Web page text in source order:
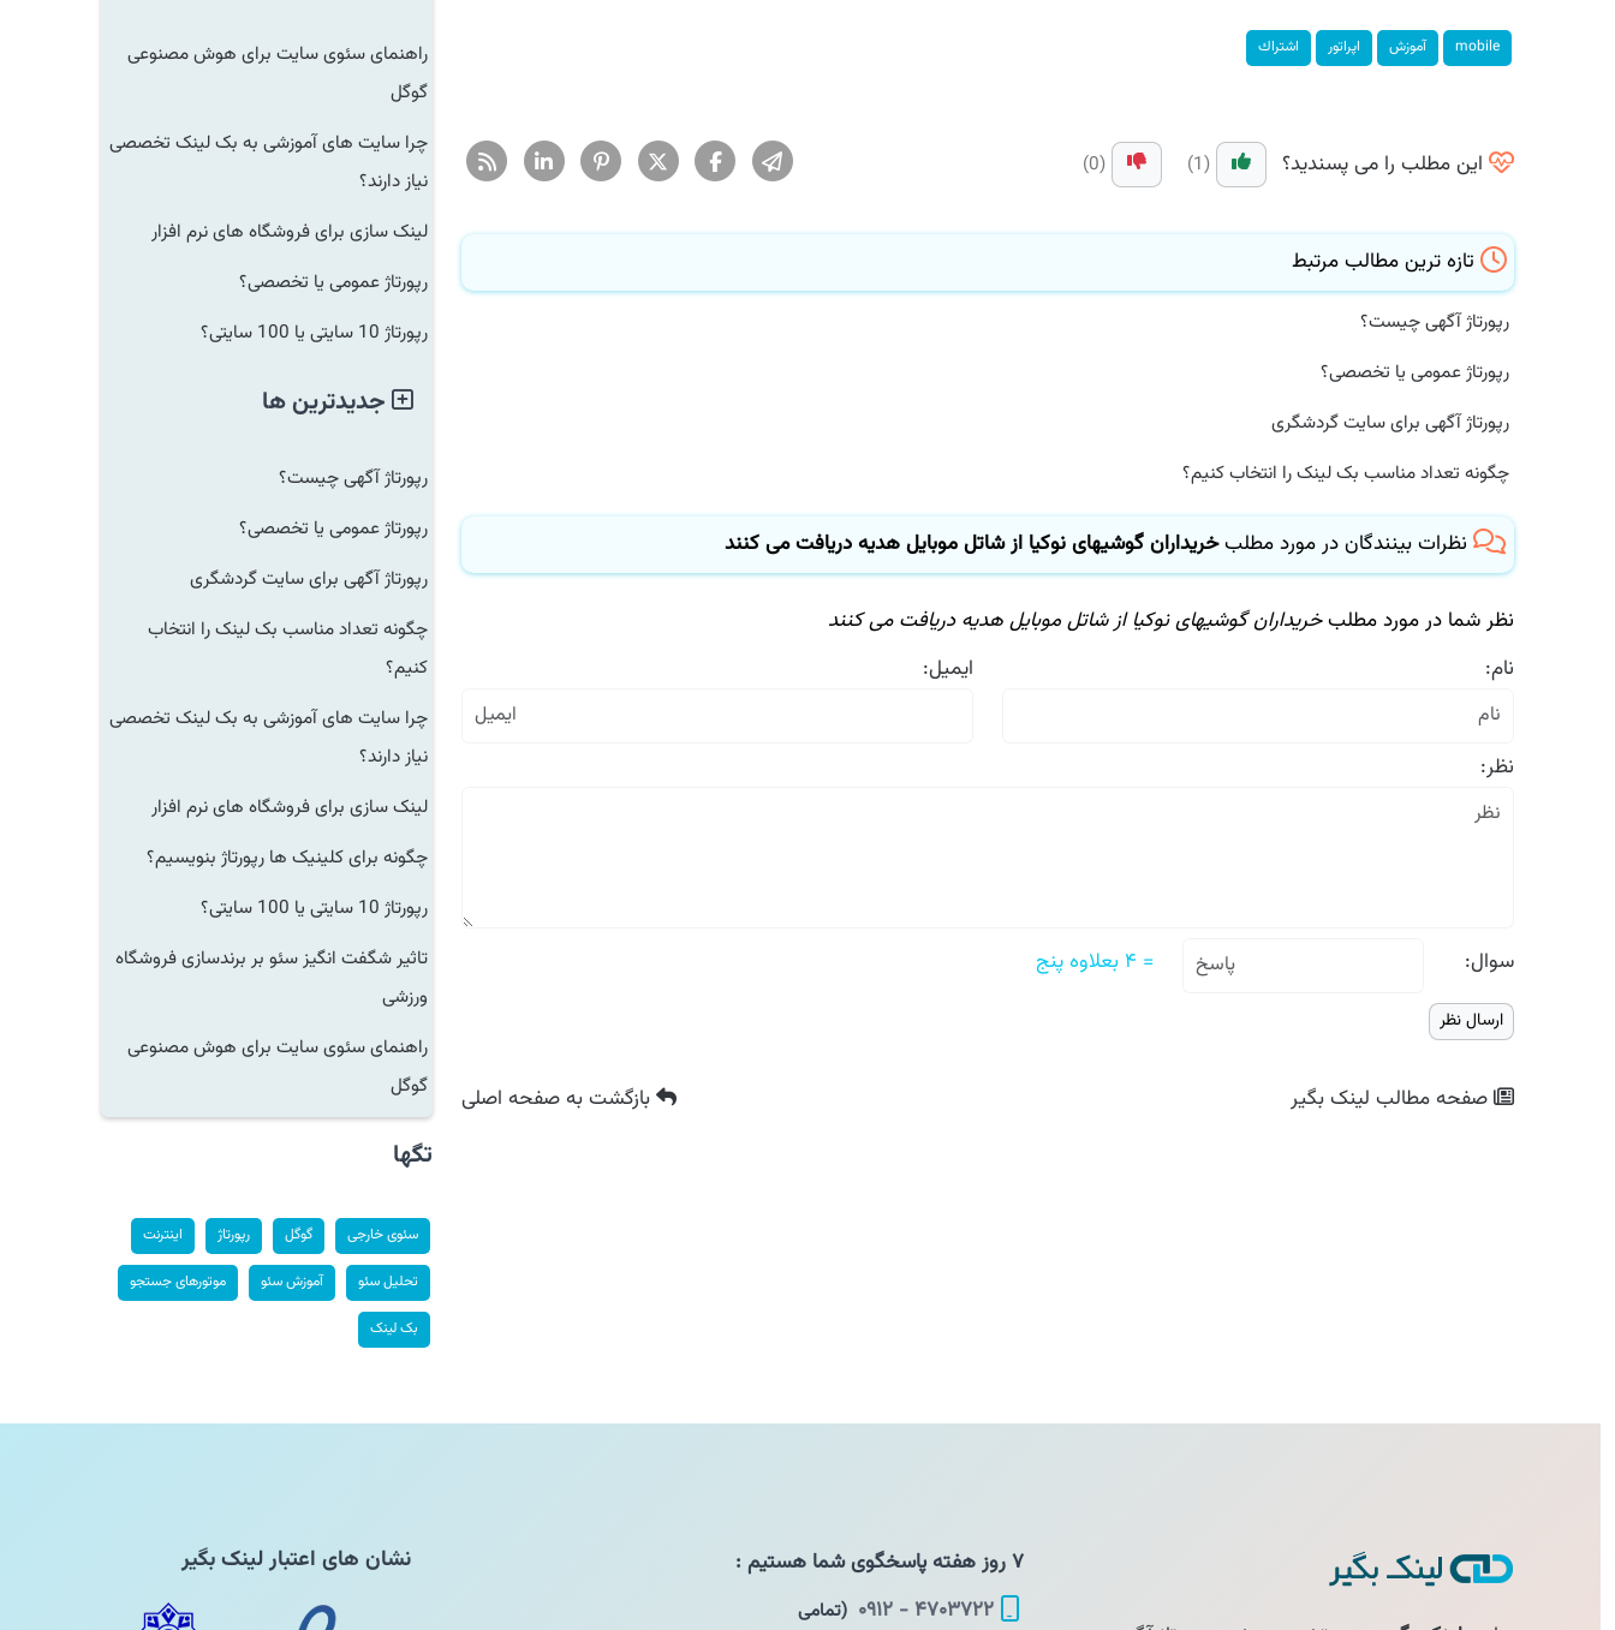
mobile آموزش اپراتور اشتراك
این مطلب را می پسندید؟
تازه ترین مطالب مرتبط
رپورتاژ آگهی چیست؟
رپورتاژ عمومی یا تخصصی؟
رپورتاژ آگهی برای سایت گردشگری
چگونه تعداد مناسب بک لینک را انتخاب کنیم؟
نظرات بینندگان در مورد مطلبخریداران گوشیهای نوكیا از شاتل موبایل هدیه دریافت می كنند
نظر شما در مورد مطلبخریداران گوشیهای نوكیا از شاتل موبایل هدیه دریافت می كنند
نام:
ایمیل:
نظر:
سوال: = ۴ بعلاوه پنج
صفحه مطالبلینک بگیر بازگشتبه صفحه اصلی
راهنمای سئوی سایت برای هوش مصنوعی
گوگل
چرا سایت های آموزشی به بک لینک تخصصی
نیاز دارند؟
لینک سازی برای فروشگاه های نرم افزار
رپورتاژ عمومی یا تخصصی؟
رپورتاژ 10 سایتی یا 100 سایتی؟
جدیدترین ها
رپورتاژ آگهی چیست؟
رپورتاژ عمومی یا تخصصی؟
رپورتاژ آگهی برای سایت گردشگری
چگونه تعداد مناسب بک لینک را انتخاب
کنیم؟
چرا سایت های آموزشی به بک لینک تخصصی
نیاز دارند؟
لینک سازی برای فروشگاه های نرم افزار
چگونه برای کلینیک ها رپورتاژ بنویسیم؟
رپورتاژ 10 سایتی یا 100 سایتی؟
تاثیر شگفت انگیز سئو بر برندسازی فروشگاه
ورزشی
راهنمای سئوی سایت برای هوش مصنوعی
گوگل
تگها
سئوی خارجی گوگل رپورتاژ اینترنت
تحلیل سئو آموزش سئو موتورهای جستجو
بک لینک
۴۷۰۳۷۲۲ - ۰۹۱۲
(تمامی
نشان های اعتبار لینک بگیر